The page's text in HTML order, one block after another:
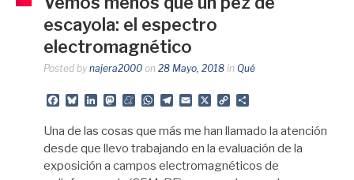
escayola: el espectro
electromagnético
Posted by najera2000 on 28 Mayo, 2018 in Qué
Facebook
BlueskyLinkedIn
Mastodon
Meneame
WhatsApp
Telegram
Email
X
Copy
Una de las cosas que más me han llamado la atención
desde que llevo trabajando en la evaluación de la
exposición a campos electromagnéticos de